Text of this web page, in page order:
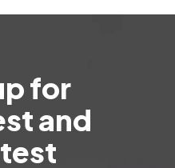
for
and